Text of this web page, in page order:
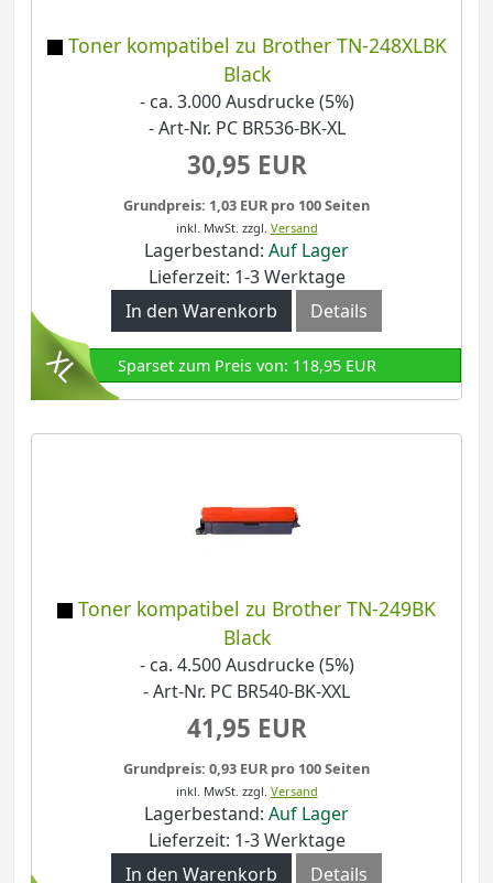
Toner kompatibel zu Brother TN-248XLBK
Black
- ca. 3.000 Ausdrucke (5%)
- Art-Nr. PC BR536-BK-XL
30,95 EUR
Grundpreis: 1,03 EUR pro 100 Seiten
inkl. MwSt. zzgl. Versand
Lagerbestand: Auf Lager
Lieferzeit: 1-3 Werktage
In den Warenkorb
Details
Sparset zum Preis von: 118,95 EUR
Toner kompatibel zu Brother TN-249BK
Black
- ca. 4.500 Ausdrucke (5%)
- Art-Nr. PC BR540-BK-XXL
41,95 EUR
Grundpreis: 0,93 EUR pro 100 Seiten
inkl. MwSt. zzgl. Versand
Lagerbestand: Auf Lager
Lieferzeit: 1-3 Werktage
In den Warenkorb
Details